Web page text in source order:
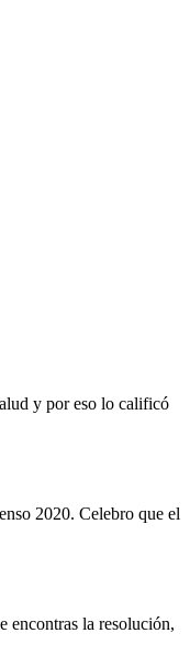
y por eso lo calificó
2020. Celebro que el
encontras la resolución,